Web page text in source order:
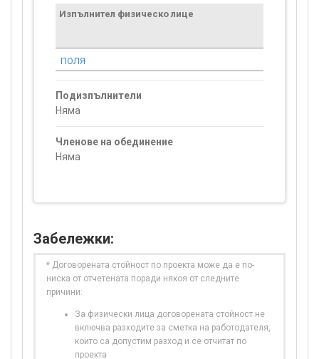
Изпълнител физическо лице
ПОЛЯ
Подизпълнители
Няма
Членове на обединение
Няма
Забележки:
* Договорената стойност по проекта може да е по-
ниска от отчетената поради някоя от следните
причини:
За физически лица договорената стойност не
включва разходите за сметка на работодателя,
които са допустим разход и се отчитат по
проекта